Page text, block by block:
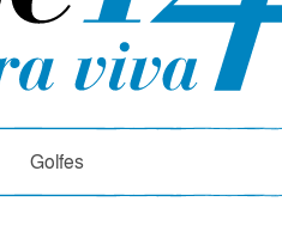
Golfes